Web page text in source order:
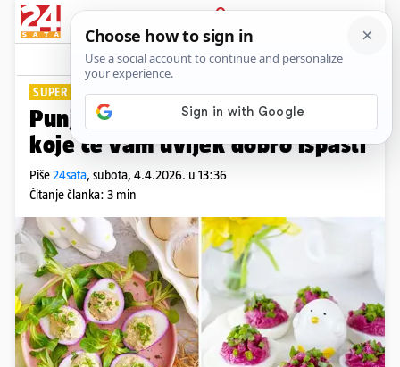
PRIJAVA
Lifestyle Komentari
SUPER RECEPTI
Punjena jaja: Par trikova uz
koje će vam uvijek dobro ispasti
Piše24sata, subota, 4.4.2026. u 13:36
Čitanje članka: 3 min